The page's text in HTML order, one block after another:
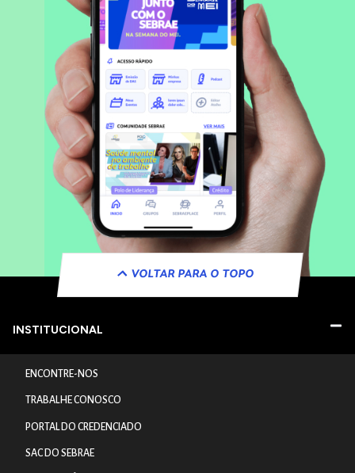
VOLTAR PARA O TOPO
INSTITUCIONAL
ENCONTRE-NOS
TRABALHE CONOSCO
PORTAL DO CREDENCIADO
SAC DO SEBRAE